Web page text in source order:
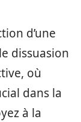
d’une
dissuasion
où
dans la
à la